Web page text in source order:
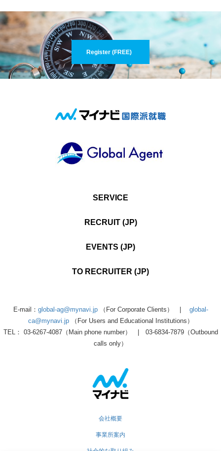
Register (FREE)
SERVICE
RECRUIT (JP)
EVENTS (JP)
TO RECRUITER (JP)
E-mail： global-ag@mynavi.jp（For Corporate Clients） | global-
ca@mynavi.jp（For Users and Educational Institutions）
TEL： 03-6267-4087（Main phone number） | 03-6834-7879（Outbound
calls only）
会社概要
事業所案内